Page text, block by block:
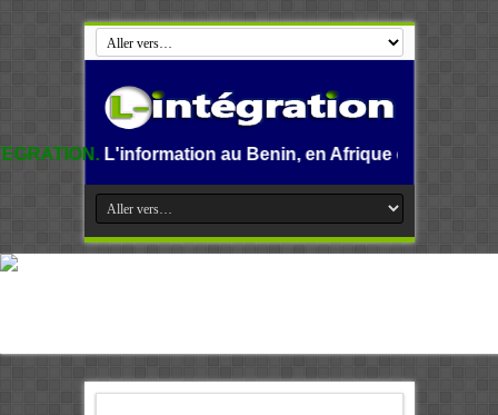
au Benin, en Afrique et dans le monde.